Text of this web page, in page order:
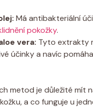
Má antibakteriální
pokožky.
vera: Tyto ⁣extrakty
účinky‌ a navíc
metod ​je důležité mít
a co funguje u